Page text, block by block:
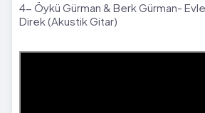
4- Öykü Gürman & Berk Gürman-
Direk (Akustik Gitar)